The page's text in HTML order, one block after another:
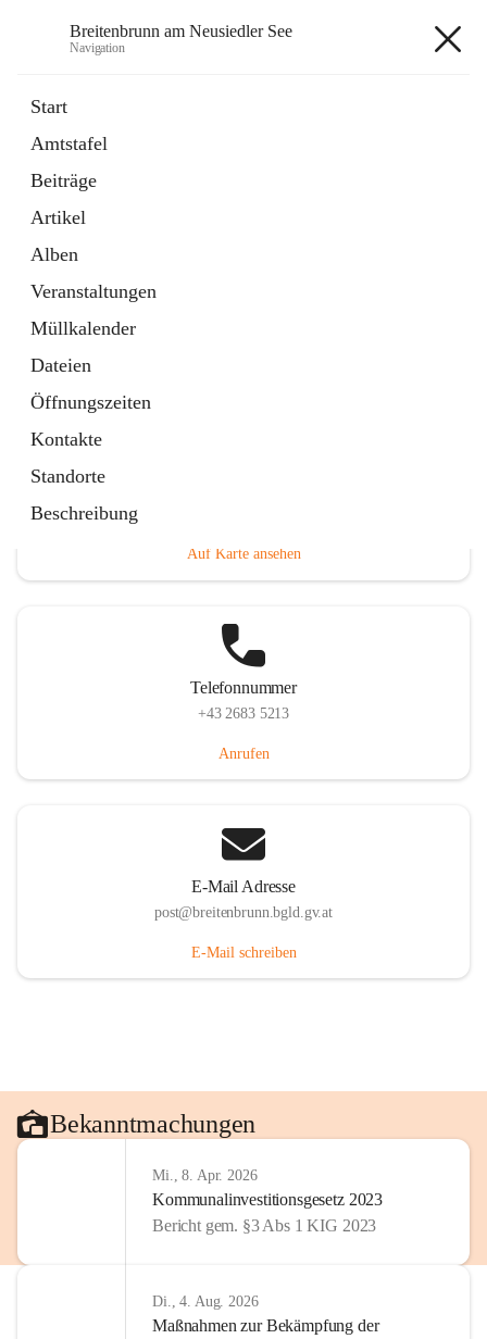
Breitenbrunn am Neusiedler See
Navigation
Start
Amtstafel
Beiträge
Artikel
Alben
Veranstaltungen
Müllkalender
Dateien
Öffnungszeiten
Kontakte
Standorte
Beschreibung
18 Schnellzugriffe
Gemeindeservice
Auf Karte ansehen
Telefonnummer
+43 2683 5213
Anrufen
E-Mail Adresse
post@breitenbrunn.bgld.gv.at
E-Mail schreiben
Bekanntmachungen
Mi., 8. Apr. 2026
Kommunalinvestitionsgesetz 2023
Bericht gem. §3 Abs 1 KIG 2023
Di., 4. Aug. 2026
Maßnahmen zur Bekämpfung der